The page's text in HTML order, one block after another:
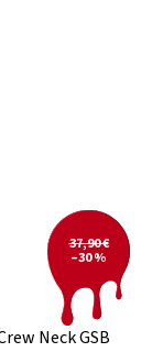
37,90 €
–30 %
Neck GSB